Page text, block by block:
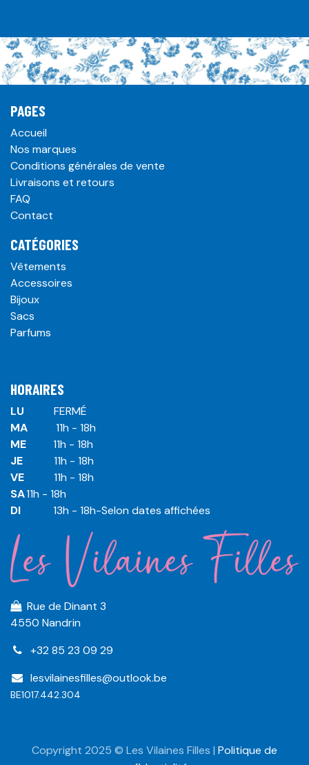
PAGES
Accueil
Nos marques
Conditions générales de vente
Livraisons et retours
FAQ
Contact
CATÉGORIES
Vêtements
Accessoires
Bijoux
Sacs
Parfums
HORAIRES
LU
​ ​FERMÉ
MA
​11h - 18h
ME
​11h - 18h
JE
​​11h - 18h
VE
​​​11h - 18h
SA​​​11h - 18h
DI
​​​ 13h - 18h-Selon dates affichées
Rue de Dinant 3
4550 Nandrin
+32 85 23 09 29
lesvilainesfilles@outlook.be
BE1017.442.304
Copyright 2025 © Les Vilaines Filles | Politique de